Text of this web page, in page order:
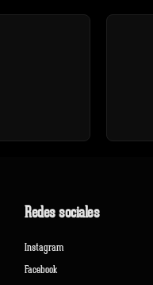
Redes sociales
Instagram
Facebook